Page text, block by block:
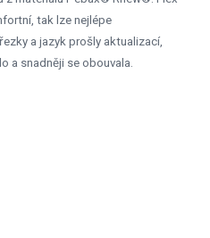
tak lze nejlépe
a jazyk prošly aktualizací,
a snadněji se obouvala.